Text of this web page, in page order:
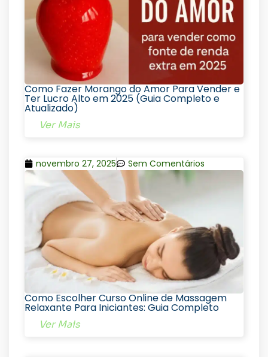
Como Fazer Morango do Amor Para Vender e
Ter Lucro Alto em 2025 (Guia Completo e
Atualizado)
Ver Mais
novembro 27, 2025 Sem Comentários
Como Escolher Curso Online de Massagem
Relaxante Para Iniciantes: Guia Completo
Ver Mais